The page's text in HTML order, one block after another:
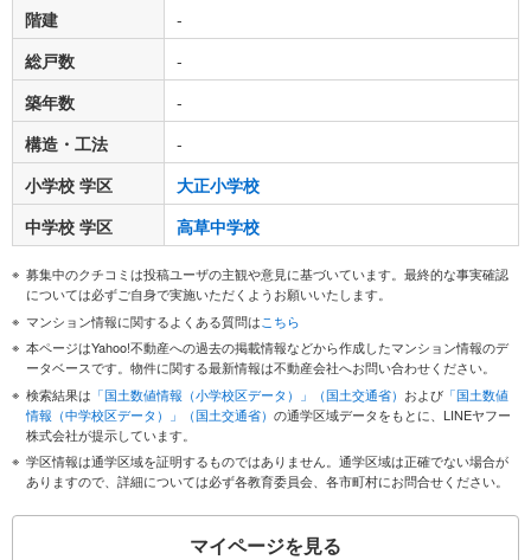
階建
-
総戸数
-
築年数
-
構造・工法
-
小学校 学区
大正小学校
中学校 学区
高草中学校
募集中のクチコミは投稿ユーザの主観や意見に基づいています。最終的な事実確認
については必ずご自身で実施いただくようお願いいたします。
マンション情報に関するよくある質問はこちら
本ページはYahoo!不動産への過去の掲載情報などから作成したマンション情報のデ
ータベースです。物件に関する最新情報は不動産会社へお問い合わせください。
検索結果は 「国土数値情報（小学校区データ）」（国土交通省） および 「国土数値
情報（中学校区データ）」（国土交通省） の通学区域データをもとに、LINEヤフー
株式会社が提示しています。
学区情報は通学区域を証明するものではありません。通学区域は正確でない場合が
ありますので、詳細については必ず各教育委員会、各市町村にお問合せください。
マイページを見る